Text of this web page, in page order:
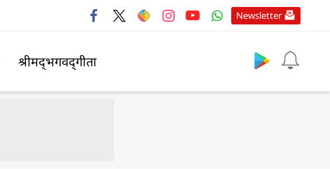
Newsletter
श्रीमद्‍भगवद्‍गीता